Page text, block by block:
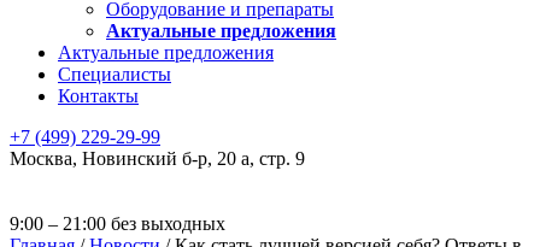
Оборудование и препараты
Актуальные предложения
Актуальные предложения
Специалисты
Контакты
+7 (499) 229-29-99
Москва, Новинский б-р, 20 а, стр. 9
9:00 – 21:00 без выходных